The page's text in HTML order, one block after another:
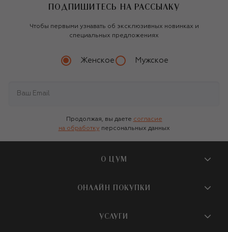
ПОДПИШИТЕСЬ НА РАССЫЛКУ
Чтобы первыми узнавать об эксклюзивных новинках и
специальных предложениях
Женское Мужское
Продолжая, вы даете согласие
на обработку персональных данных
О ЦУМ
О магазине
Бутики и ПВЗ ЦУМ
ОНЛАЙН ПОКУПКИ
УСЛУГИ